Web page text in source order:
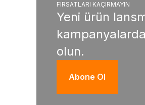
FIRSATLARI KAÇIRMAYIN
Yeni ürün
olun.
Abone Ol